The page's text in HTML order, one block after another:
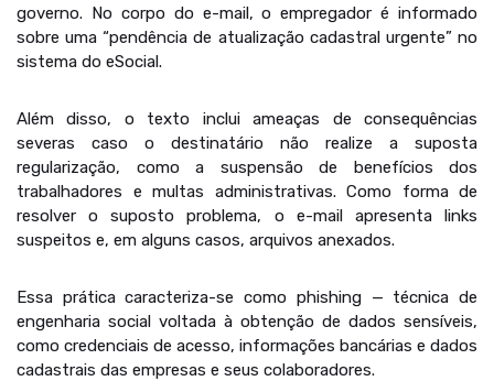
governo. No corpo do e-mail, o empregador é informado
sobre uma “pendência de atualização cadastral urgente” no
sistema do eSocial.
Além disso, o texto inclui ameaças de consequências
severas caso o destinatário não realize a suposta
regularização, como a suspensão de benefícios dos
trabalhadores e multas administrativas. Como forma de
resolver o suposto problema, o e-mail apresenta links
suspeitos e, em alguns casos, arquivos anexados.
Essa prática caracteriza-se como phishing — técnica de
engenharia social voltada à obtenção de dados sensíveis,
como credenciais de acesso, informações bancárias e dados
cadastrais das empresas e seus colaboradores.